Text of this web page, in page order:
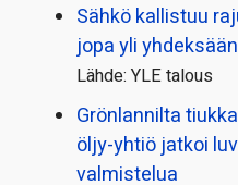
Sähkö kallistuu
jopa yli
Lähde: YLE talous
Grönlannilta
öljy-yhtiö jatkoi
valmistelua